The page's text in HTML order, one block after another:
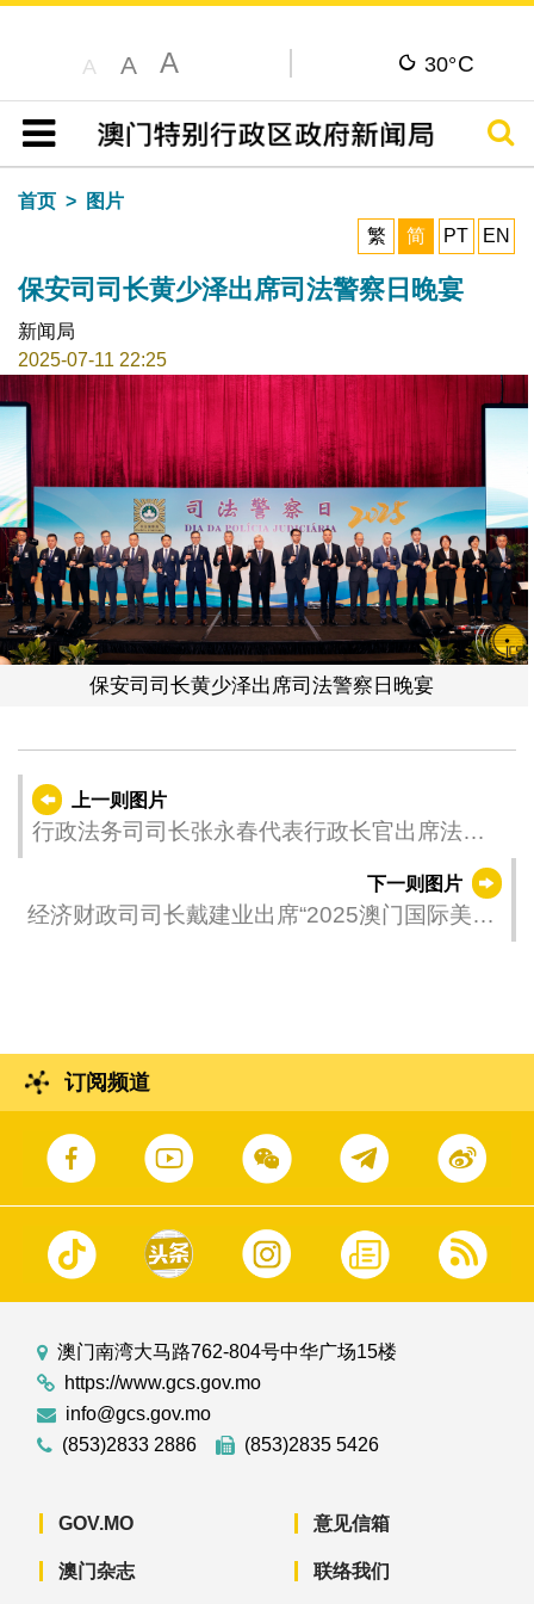
A A A 30°C
目录
搜寻
首页
图片
繁
简 PT EN
保安司司长黄少泽出席司法警察日晚宴
新闻局
2025-07-11 22:25
保安司司长黄少泽出席司法警察日晚宴
上一则图片
行政法务司司长张永春代表行政长官出席法国
下一则图片
经济财政司司长戴建业出席“2025澳门国际美食
订阅频道
澳门南湾大马路762-804号中华广场15楼
https://www.gcs.gov.mo
info@gcs.gov.mo
(853)2833 2886
(853)2835 5426
GOV.MO
澳门杂志
意见信箱
联络我们